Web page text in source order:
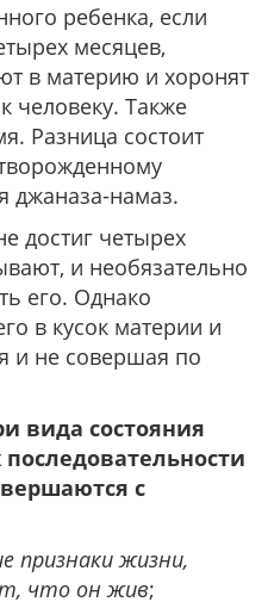
ребенка, если
месяцев,
в материю и хоронят
человеку. Также
Разница состоит
джаназа-намаз.
достиг четырех
и необязательно
его. Однако
в кусок материи и
и не совершая по
вида состояния
с
признаки жизни,
что он жив;